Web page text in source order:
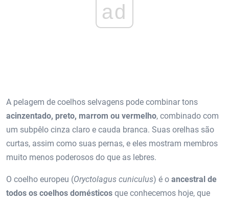
ad
A pelagem de coelhos selvagens pode combinar tons
acinzentado, preto, marrom ou vermelho, combinado com
um subpêlo cinza claro e cauda branca. Suas orelhas são
curtas, assim como suas pernas, e eles mostram membros
muito menos poderosos do que as lebres.
O coelho europeu (Oryctolagus cuniculus) é o ancestral de
todos os coelhos domésticos que conhecemos hoje, que